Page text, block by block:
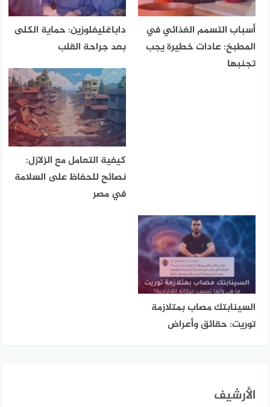
أسباب التسمم الغذائي في
المطبخ: عادات خطيرة يجب
تجنبها
داباغليفلوزين: حماية الكلى
بعد جراحة القلب
كيفية التعامل مع الزلازل:
نصائح للحفاظ على السلامة
في مصر
السينابتك مصاب بمتلازمة
توريت: حقائق وأعراض
الأرشيف